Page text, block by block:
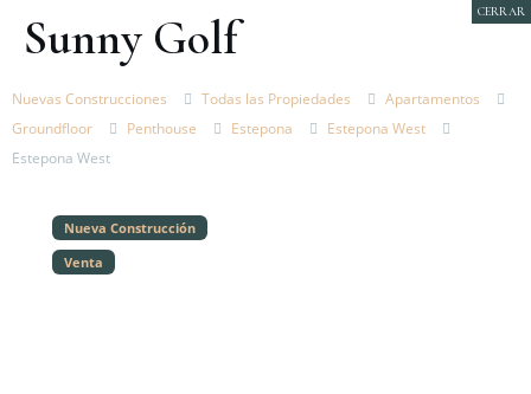
Sunny Golf
Nuevas Construcciones Todas las Propiedades
Apartamentos
Groundfloor
Penthouse Estepona
Estepona West
Estepona West
Nueva Construcción
Venta
CERRAR